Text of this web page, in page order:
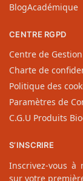
BlogAcadémique
CENTRE RGPD
Centre de
Charte de
Politique des
Paramètres de
C.G.U Produits
S’INSCRIRE
Inscrivez-vous à
sur votre